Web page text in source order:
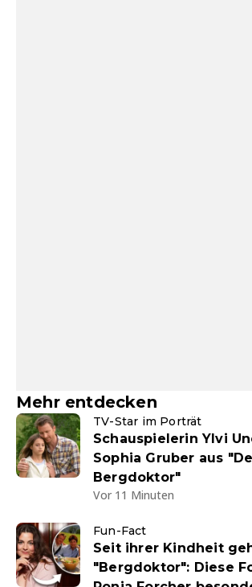
Mehr entdecken
TV-Star im Porträt
Schauspielerin Ylvi
Sophia Gruber aus
Bergdoktor"
Vor 11 Minuten
Fun-Fact
Seit ihrer Kindheit
"Bergdoktor": Diese